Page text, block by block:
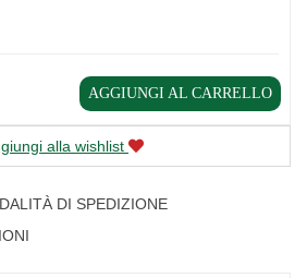
AGGIUNGI AL CARRELLO
alla wishlist
DI SPEDIZIONE